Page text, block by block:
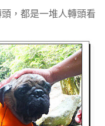
，都是一堆人轉頭看